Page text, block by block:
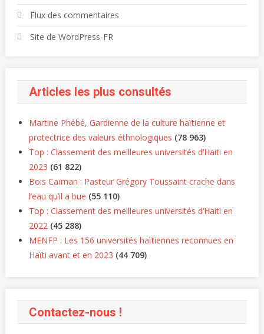
Flux des commentaires
Site de WordPress-FR
Articles les plus consultés
Martine Phébé, Gardienne de la culture haïtienne et
protectrice des valeurs éthnologiques (78 963)
Top : Classement des meilleures universités d’Haiti en
2023 (61 822)
Bois Caïman : Pasteur Grégory Toussaint crache dans
l’eau qu’il a bue (55 110)
Top : Classement des meilleures universités d’Haiti en
2022 (45 288)
MENFP : Les 156 universités haïtiennes reconnues en
Haïti avant et en 2023 (44 709)
Contactez-nous !